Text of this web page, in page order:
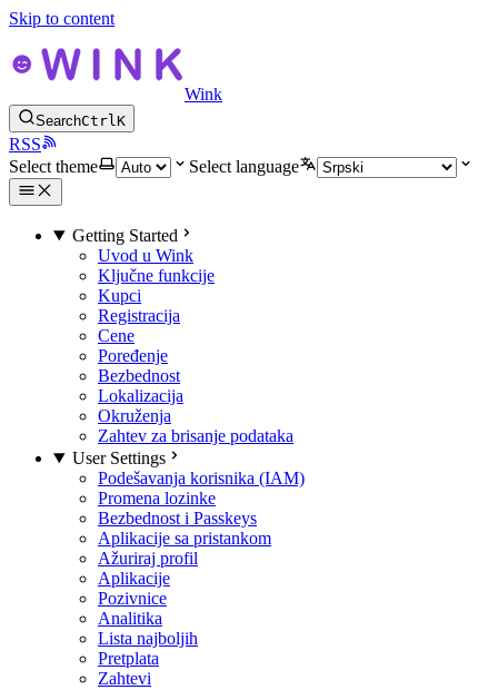
Skip to content
Wink
SearchCtrlK
RSS
Select theme
Select language
Getting Started
Uvod u Wink
Ključne funkcije
Kupci
Registracija
Cene
Poređenje
Bezbednost
Lokalizacija
Okruženja
Zahtev za brisanje podataka
User Settings
Podešavanja korisnika (IAM)
Promena lozinke
Bezbednost i Passkeys
Aplikacije sa pristankom
Ažuriraj profil
Aplikacije
Pozivnice
Analitika
Lista najboljih
Pretplata
Zahtevi